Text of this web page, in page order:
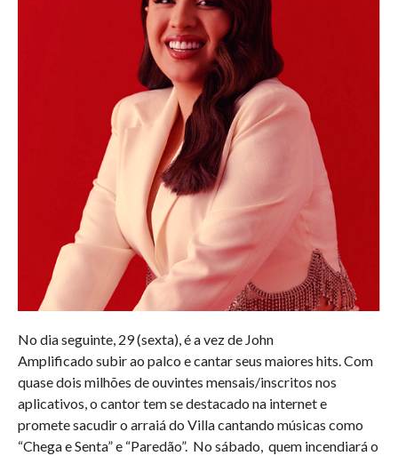
No dia seguinte, 29 (sexta), é a vez de John
Amplificado subir ao palco e cantar seus maiores hits. Com
quase dois milhões de ouvintes mensais/inscritos nos
aplicativos, o cantor tem se destacado na internet e
promete sacudir o arraiá do Villa cantando músicas como
“Chega e Senta” e “Paredão”. No sábado, quem incendiará o